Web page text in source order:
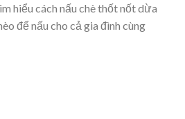
hiểu cách nấu chè thốt nốt dừa
để nấu cho cả gia đình cùng